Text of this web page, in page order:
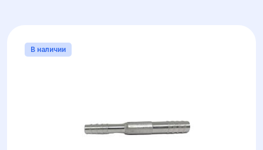
ДИАМЕТР
В наличии